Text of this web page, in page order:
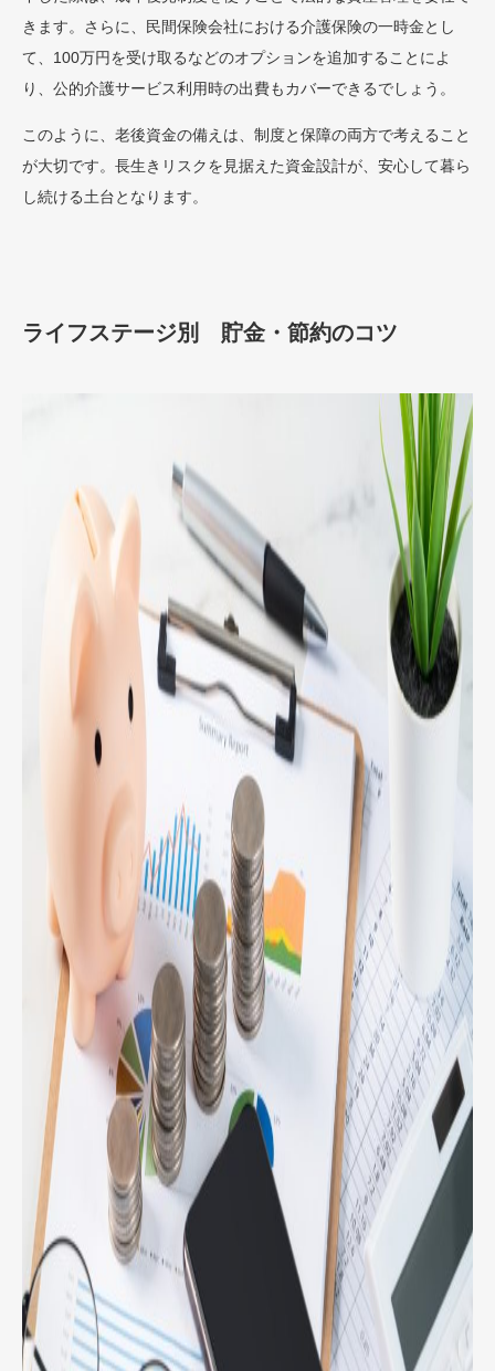
きます。さらに、民間保険会社における介護保険の一時金とし
て、100万円を受け取るなどのオプションを追加することによ
り、公的介護サービス利用時の出費もカバーできるでしょう。
このように、老後資金の備えは、制度と保障の両方で考えること
が大切です。長生きリスクを見据えた資金設計が、安心して暮ら
し続ける土台となります。
ライフステージ別 貯金・節約のコツ